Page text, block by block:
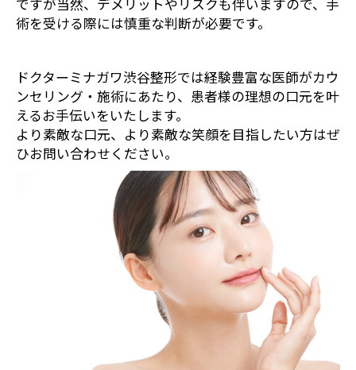
ですが当然、デメリットやリスクも伴いますので、手
術を受ける際には慎重な判断が必要です。
ドクターミナガワ渋谷整形では経験豊富な医師がカウ
ンセリング・施術にあたり、患者様の理想の口元を叶
えるお手伝いをいたします。
より素敵な口元、より素敵な笑顔を目指したい方はぜ
ひお問い合わせください。